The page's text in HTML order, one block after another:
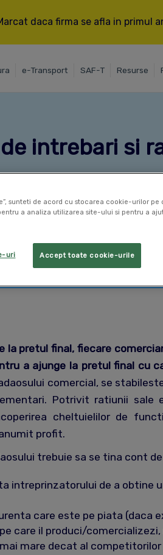
daca firma se afla in primul
e-Transport SAF-T Resurse
de intrebari si
adaosul comercial?
la pretul final, fiecare
a ajunge la pretul final cu
comercial, se
Potrivit ratiunii sale
cheltuielilor de
profit.
trebuie sa se tina cont
intreprinzatorului de a obtine
care este pe piata (daca
care il produci/
mare decat al
sunteti de acord cu stocarea cookie-urilor pe
a analiza utilizarea site-ului si pentru a
Accept toate cookie-urile
uri